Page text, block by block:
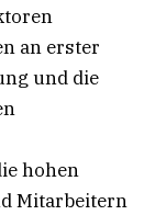
an erster
und die
hohen
Mitarbeitern